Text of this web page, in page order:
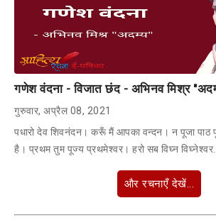
गणेश वंदना - विजात छंद - अभिनव मिश्र
गुरुवार, अप्रैल 08, 2021
पधारो देव शिवनंदन। करूँ मैं आपका वन्दन। न पूजा पाठ
है। प्रथम तुम पूज्य प्रथमेश्वर। हरो सब विघ्न विघ्नेश्वर…
और रचनाएँ देखें...